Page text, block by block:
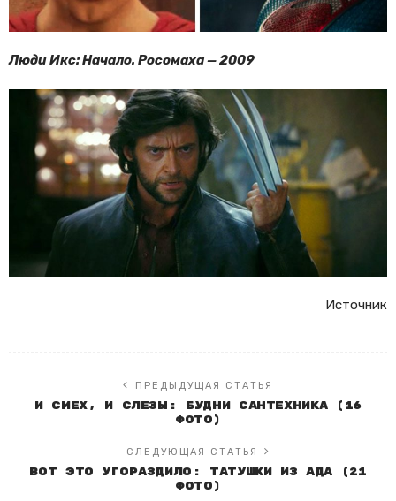
Люди Икс: Начало. Росомаха — 2009
Источник
ПРЕДЫДУЩАЯ СТАТЬЯ
И смех, и слезы: будни сантехника (16
фото)
СЛЕДУЮЩАЯ СТАТЬЯ
Вот это угораздило: татушки из ада (21
фото)